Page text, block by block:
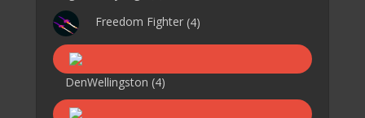
Freedom Fighter (4)
DenWellingston (4)